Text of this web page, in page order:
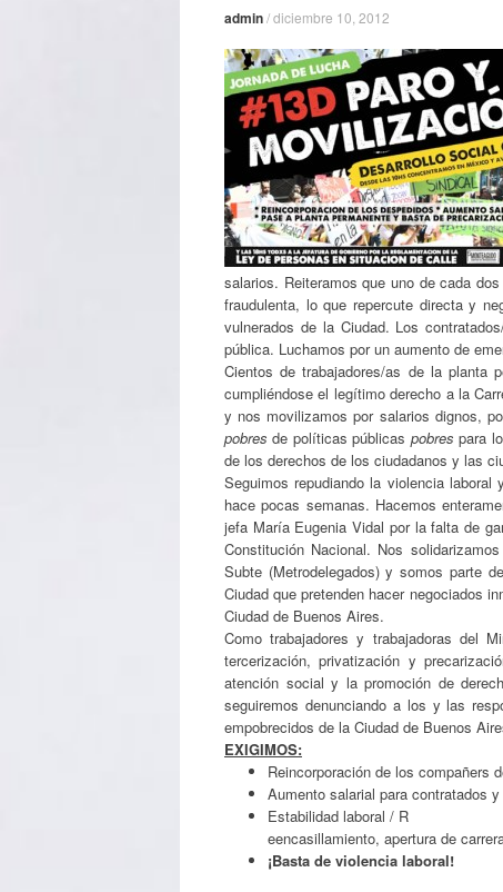
admin/diciembre 10, 2012
salarios. Reiteramos que uno de cada
fraudulenta, lo que repercute directa y
vulnerados de la Ciudad. Los
pública. Luchamos por un aumento de
Cientos de trabajadores/as de la planta
cumpliéndose el legítimo derecho a la
y nos movilizamos por salarios dignos,
pobresde políticas públicas pobrespara
de los derechos de los ciudadanos y las
Seguimos repudiando la violencia
hace pocas semanas. Hacemos
jefa María Eugenia Vidal por la falta de
Constitución Nacional. Nos
Subte (Metrodelegados) y somos parte
Ciudad que pretenden hacer negociados
Ciudad de Buenos Aires.
Como trabajadores y trabajadoras del
tercerización, privatización y
atención social y la promoción de
seguiremos denunciando a los y las
empobrecidos de la Ciudad de Buenos
EXIGIMOS:
Reincorporación de los compañers
Aumento salarial para contratados
Estabilidad laboral / R
eencasillamiento, apertura de
¡Basta de violencia laboral!